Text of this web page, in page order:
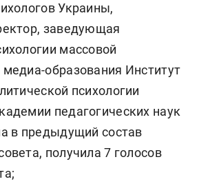
Украины,
заведующая
массовой
образования Институт
психологии
педагогических наук
в предыдущий состав
получила 7 голосов